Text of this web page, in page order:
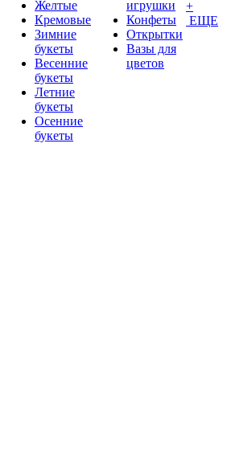
Желтые
Кремовые
Зимние
букеты
Весенние
букеты
Летние
букеты
Осенние
букеты
игрушки
Конфеты
Открытки
Вазы для
цветов
+
ЕЩЕ